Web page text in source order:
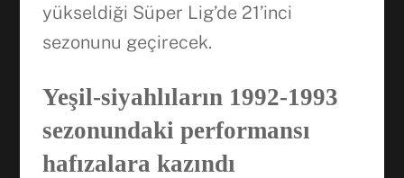
yükseldiği Süper Lig’de 21’inci
sezonunu geçirecek.
Yeşil-siyahlıların 1992-1993
sezonundaki performansı
hafızalara kazındı